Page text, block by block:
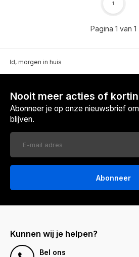
Pagina 1 van 1
1
morgen in huis
Nooit meer acties of
Abonneer je op onze nieuwsbrief
blijven.
Abonneer
Kunnen wij je helpen?
Bel ons